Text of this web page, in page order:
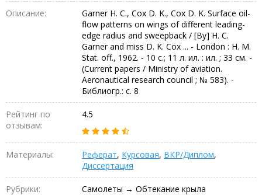
Описание:
Garner H. C., Cox D. K., Cox D. K. Surface oil-
flow patterns on wings of different leading-
edge radius and sweepback / [By] H. C.
Garner and miss D. K. Cox ... - London : H. M.
Stat. off., 1962. - 10 с.; 11 л. ил. : ил. ; 33 см. -
(Current papers / Ministry of aviation.
Aeronautical research council ; № 583). -
Библиогр.: с. 8
Рейтинг по
отзывам:
4.5
Материалы: Реферат, Курсовая, ВКР/Диплом,
Диссертация
Рубрики: Самолеты → Обтекание крыла